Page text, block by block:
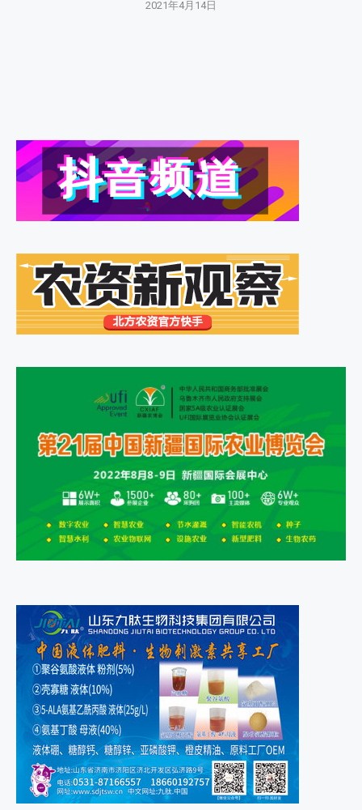
2021年4月14日